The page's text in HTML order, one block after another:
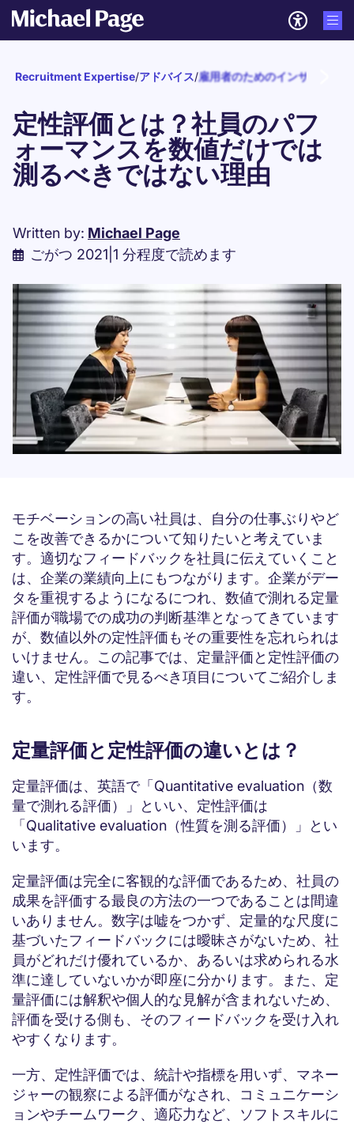
Recruitment Expertise/アドバイス/雇用者のためのインサイト
定性評価とは？社員のパフ
ォーマンスを数値だけでは
測るべきではない理由
Written by: Michael Page
ごがつ 2021 1 分程度で読めます
モチベーションの高い社員は、自分の仕事ぶりやど
こを改善できるかについて知りたいと考えていま
す。適切なフィードバックを社員に伝えていくこと
は、企業の業績向上にもつながります。企業がデー
タを重視するようになるにつれ、数値で測れる定量
評価が職場での成功の判断基準となってきています
が、数値以外の定性評価もその重要性を忘れられは
いけません。この記事では、定量評価と定性評価の
違い、定性評価で見るべき項目についてご紹介しま
す。
定量評価と定性評価の違いとは？
定量評価は、英語で「Quantitative evaluation（数
量で測れる評価）」といい、定性評価は
「Qualitative evaluation（性質を測る評価）」とい
います。
定量評価は完全に客観的な評価であるため、社員の
成果を評価する最良の方法の一つであることは間違
いありません。数字は嘘をつかず、定量的な尺度に
基づいたフィードバックには曖昧さがないため、社
員がどれだけ優れているか、あるいは求められる水
準に達していないかが即座に分かります。また、定
量評価には解釈や個人的な見解が含まれないため、
評価を受ける側も、そのフィードバックを受け入れ
やすくなります。
一方、定性評価では、統計や指標を用いず、マネー
ジャーの観察による評価がなされ、コミュニケーシ
ョンやチームワーク、適応力など、ソフトスキルに